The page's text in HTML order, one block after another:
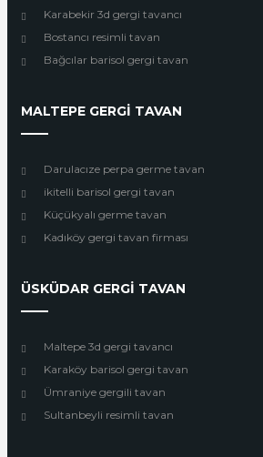
Karabekir 3d gergi tavancı
Bostancı resimli tavan
Bağcılar barisol gergi tavan
MALTEPE GERGİ TAVAN
Darulacıze perpa germe tavan
ikitelli barisol gergi tavan
Küçükyalı germe tavan
Kadıköy gergi tavan firması
ÜSKÜDAR GERGİ TAVAN
Maltepe 3d gergi tavancı
Karaköy barisol gergi tavan
Ümraniye gergili tavan
Sultanbeyli resimli tavan